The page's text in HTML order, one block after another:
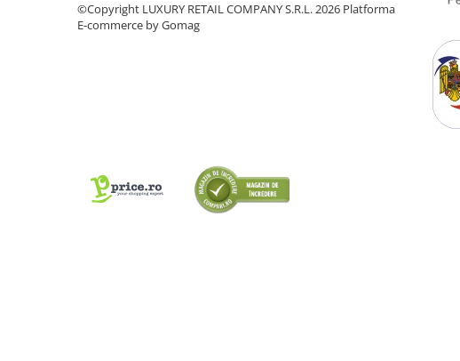
©Copyright LUXURY RETAIL COMPANY S.R.L. 2026 Platforma
E-commerce by Gomag